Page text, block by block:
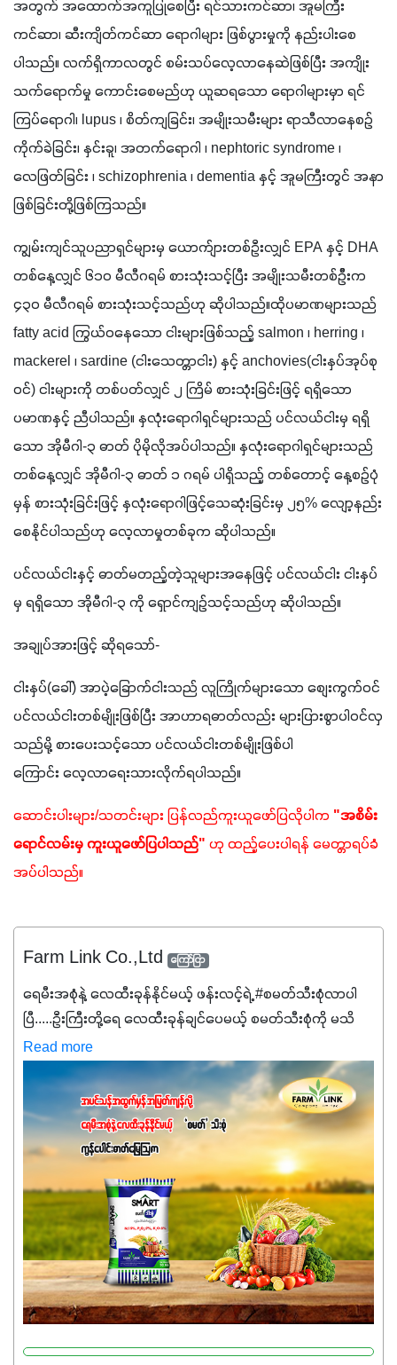
အတွက် အထောက်အကူပြုစေပြီး ရင်သားကင်ဆာ၊ အူမကြီး
ကင်ဆာ၊ ဆီးကျိတ်ကင်ဆာ ရောဂါများ ဖြစ်ပွားမှုကို နည်းပါးစေ
ပါသည်။ လက်ရှိကာလတွင် စမ်းသပ်လေ့လာနေဆဲဖြစ်ပြီး အကျိုး
သက်ရောက်မှု ကောင်းစေမည်ဟု ယူဆရသော ရောဂါများမှာ ရင်
ကြပ်ရောဂါ၊ lupus ၊ စိတ်ကျခြင်း၊ အမျိုးသမီးများ ရာသီလာနေစဉ်
ကိုက်ခဲခြင်း၊ နှင်းခူ၊ အတက်ရောဂါ ၊ nephtoric syndrome ၊
လေဖြတ်ခြင်း ၊ schizophrenia ၊ dementia နှင့် အူမကြီးတွင် အနာ
ဖြစ်ခြင်းတို့ဖြစ်ကြသည်။
ကျွမ်းကျင်သူပညာရှင်များမှ ယောက်ျားတစ်ဦးလျှင် EPA နှင့် DHA
တစ်နေ့လျှင် ၆၁၀ မီလီဂရမ် စားသုံးသင့်ပြီး အမျိုးသမီးတစ်ဉ်ီးက
၄၃၀ မီလီဂရမ် စားသုံးသင့်သည်ဟု ဆိုပါသည်။ထိုပမာဏများသည်
fatty acid ကြွယ်ဝနေသော ငါးများဖြစ်သည့် salmon ၊ herring ၊
mackerel ၊ sardine (ငါးသေတ္တာငါး) နှင့် anchovies(ငါးနှပ်အုပ်စု
ဝင်) ငါးများကို တစ်ပတ်လျှင် ၂ ကြိမ် စားသုံးခြင်းဖြင့် ရရှိသော
ပမာဏနှင့် ညီပါသည်။ နှလုံးရောဂါရှင်များသည် ပင်လယ်ငါးမှ ရရှိ
သော အိုမီဂါ-၃ ဓာတ် ပိုမိုလိုအပ်ပါသည်။ နှလုံးရောဂါရှင်များသည်
တစ်နေ့လျှင် အိုမီဂါ-၃ ဓာတ် ၁ ဂရမ် ပါရှိသည့် တစ်တောင့် နေ့စဉ်ပုံ
မှန် စားသုံးခြင်းဖြင့် နှလုံးရောဂါဖြင့်သေဆုံးခြင်းမှ ၂၅% လျော့နည်း
စေနိုင်ပါသည်ဟု လေ့လာမှုတစ်ခုက ဆိုပါသည်။
ပင်လယ်ငါးနှင့် ဓာတ်မတည့်တဲ့သူများအနေဖြင့် ပင်လယ်ငါး ငါးနှပ်
မှ ရရှိသော အိုမီဂါ-၃ ကို ရှောင်ကျဉ်သင့်သည်ဟု ဆိုပါသည်။
အချုပ်အားဖြင့် ဆိုရသော်-
ငါးနှပ်(ခေါ်) အာပဲ့ခြောက်ငါးသည် လူကြိုက်များသော စျေးကွက်ဝင်
ပင်လယ်ငါးတစ်မျိုးဖြစ်ပြီး အာဟာရဓာတ်လည်း များပြားစွာပါဝင်လှ
သည်မို့ စားပေးသင့်သော ပင်လယ်ငါးတစ်မျိုးဖြစ်ပါ
ကြောင်း လေ့လာရေးသားလိုက်ရပါသည်။
ဆောင်းပါးများ/သတင်းများ ပြန်လည်ကူးယူဖော်ပြလိုပါက "အစိမ်း
ရောင်လမ်းမှ ကူးယူဖော်ပြပါသည်" ဟု ထည့်ပေးပါရန် မေတ္တာရပ်ခံ
အပ်ပါသည်။
Farm Link Co.,Ltd ကြော်ငြာ
ရေမီးအစုံနဲ့ လေထီးခုန်နိုင်မယ့် ဖန်းလင့်ရဲ့ #စမတ်သီးစုံလာပါ
ပြီ.....ဦးကြီးတို့ရေ ‌လေထီးခုန်ချင်ပေမယ့် စမတ်သီးစုံကို မသိ
သေးရင်တော့ ဒီစာလေးကို ဆက်ဖတ်‌ပေးပါ #စမတ်သီးစုံဆိုတာ
အပင်တိုင်းအတွက် အဓိကအာဟာရNPK (19:7:8)နဲ့ #ဟူးမစ်
အက်စစ်တို့ အချိုးကျ ပေါင်းစပ်ထားတဲ့ ကွန်ပေါင်း
ဓာတ်မြေဩဇာဖြစ်ပါတယ်။ အဓိကအကျိုးကျေးဇူးတွေအနေနဲ့
ကတော့ နိုက်ထရိုဂျင် 19%ပါဝင်တဲ့အတွက် ကလိုရိုဖီးလ်ဖွဲ့စည်း
မှုကို အားပေးကာ သီးနှံပင်များ၏အရွက်များစိမ်းလန်းသန်စွမ်း
ပြီး အစာချက်လုပ်မှုအားကောင်းစေပါတယ်။ အပင်၏ပင်ပိုင်း
ကြီးထွားမှုကို တိုးမြင့်စေကာ အပင်သန်၍ အကြီးမြန်စေပါတယ်။
သင့်တော်တဲ့ Phosphorus 7%ပါဝင်မှုကြောင့် အပင်ရဲ့ အမြစ်
ဖွဲ့စည်းတည်ဆောက်မှုကို ပို၍သန်မာလာအောင် အားပေးပါ
တယ်။ ဒါ့အပြင် ပန်းပွင့်ခြင်း၊အသီးသီးခြင်း၊အစေ့တည်ခြင်း
လုပ်ငန်းစဉ်များကိုလည်း အားပေးပါတယ်။ လုံလောက်တဲ့
Potassium 8%က အပင်ရဲ့ ရောဂါဒဏ်၊ရာသီဥတုဒဏ်ခံနိုင်ရည်
Read more